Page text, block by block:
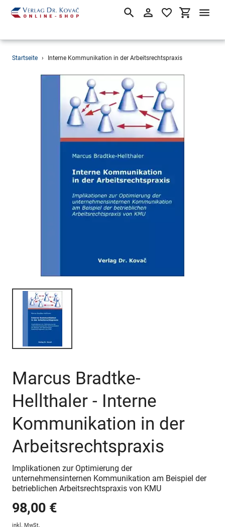
Direkt
SuchenEinloggen
Startseite › Interne Kommunikation in der Arbeitsrechtspraxis
Marcus Bradtke-
Hellthaler - Interne
Kommunikation in der
Arbeitsrechtspraxis
Implikationen zur Optimierung der
unternehmensinternen Kommunikation am Beispiel der
betrieblichen Arbeitsrechtspraxis von KMU
98,00 €
inkl. MwSt.